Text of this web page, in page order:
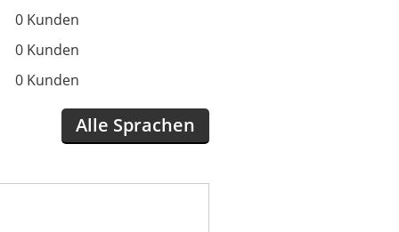
0 Kunden
0 Kunden
0 Kunden
Alle Sprachen